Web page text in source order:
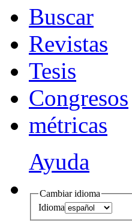
Buscar
Revistas
Tesis
Congresos
métricas
Ayuda
Cambiar idioma
Idioma